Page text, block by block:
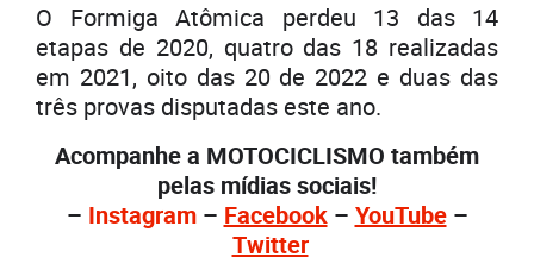
O Formiga Atômica perdeu 13 das 14
etapas de 2020, quatro das 18 realizadas
em 2021, oito das 20 de 2022 e duas das
três provas disputadas este ano.
Acompanhe a MOTOCICLISMO também
pelas mídias sociais!
– Instagram– Facebook– YouTube–
Twitter